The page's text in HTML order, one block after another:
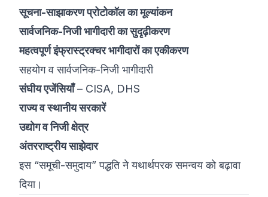
सूचना-साझाकरण प्रोटोकॉल का मूल्यांकन
सार्वजनिक-निजी भागीदारी का सुदृढ़ीकरण
महत्वपूर्ण इंफ्रास्ट्रक्चर भागीदारों का एकीकरण
सहयोग व सार्वजनिक-निजी भागीदारी
संघीय एजेंसियाँ– CISA, DHS
राज्य व स्थानीय सरकारें
उद्योग व निजी क्षेत्र
अंतरराष्ट्रीय साझेदार
इस “समूची-समुदाय” पद्धति ने यथार्थपरक समन्वय को बढ़ावा
दिया।